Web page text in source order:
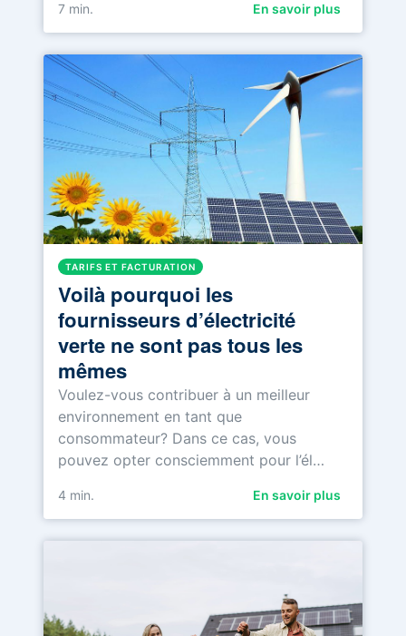
7 min. En savoir plus
TARIFS ET FACTURATION
Voilà pourquoi les
fournisseurs d’électricité
verte ne sont pas tous les
mêmes
Voulez-vous contribuer à un meilleur
environnement en tant que
consommateur? Dans ce cas, vous
pouvez opter consciemment pour l’él…
4 min. En savoir plus